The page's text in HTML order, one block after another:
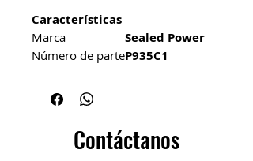
Características
Marca Sealed Power
Número de parteP935C1
Contáctanos